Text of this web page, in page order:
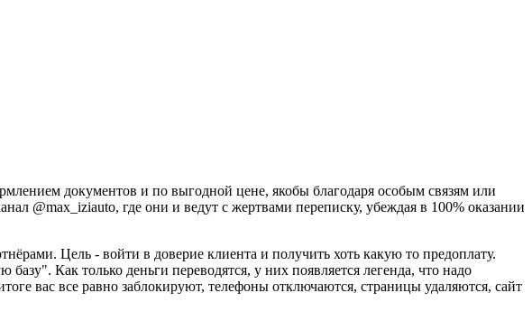
документов и по выгодной цене, якобы благодаря особым связям или
@max_iziauto, где они и ведут с жертвами переписку, убеждая в 100% оказании
Цель - войти в доверие клиента и получить хоть какую то предоплату.
Как только деньги переводятся, у них появляется легенда, что надо
вас все равно заблокируют, телефоны отключаются, страницы удаляются, сайт